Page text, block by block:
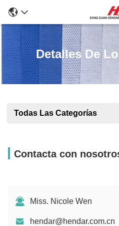
Detalles De
Todas Las Categorías
Contacta con
Miss. Nicole Wen
hendar@hendar.com.cn